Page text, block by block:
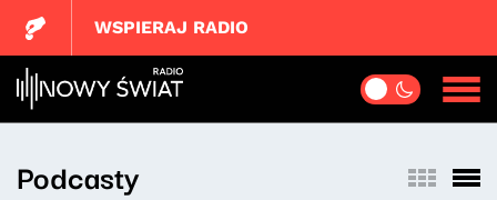
WSPIERAJ RADIO
Podcasty